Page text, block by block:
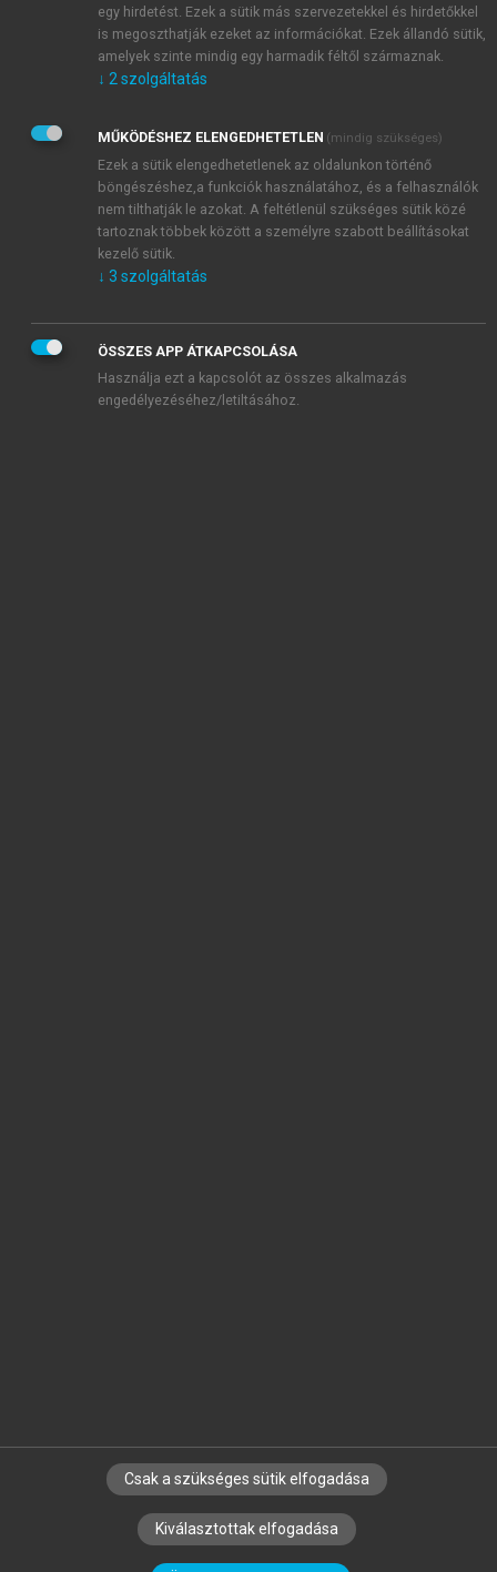
Kérek értesítést a MeRSZ újdonságairól, akcióiról.
Kérek értesítést az Akadémiai Kiadó Zrt. újdonságairól,
Adatkezelési tájékoztatóbanfoglaltakat tudomásul
veszem és elfogadom.
Általános vásárlási feltételeket, valamint a szotar.netés a
mersz.huoldalak licencszerződéseiben foglaltakat
tudomásul veszem és elfogadom.
KIPRÓBÁLOM
SZERZŐKNEK CÉGEKNEK KÖNYVTÁROSOKNAK
SZERKESZTÉSI ÉS LEKTORÁLÁSI ALAPELVEK
egy hirdetést. Ezek a sütik más szervezetekkel és hirdetőkkel
is megoszthatják ezeket az információkat. Ezek állandó sütik,
amelyek szinte mindig egy harmadik féltől származnak.
↓ 2 szolgáltatás
MŰKÖDÉSHEZ ELENGEDHETETLEN (mindig szükséges)
Ezek a sütik elengedhetetlenek az oldalunkon történő
böngészéshez,a funkciók használatához, és a felhasználók
nem tilthatják le azokat. A feltétlenül szükséges sütik közé
tartoznak többek között a személyre szabott beállításokat
kezelő sütik.
↓ 3 szolgáltatás
ÖSSZES APP ÁTKAPCSOLÁSA
Használja ezt a kapcsolót az összes alkalmazás
engedélyezéséhez/letiltásához.
Csak a szükséges sütik elfogadása
Kiválasztottak elfogadása